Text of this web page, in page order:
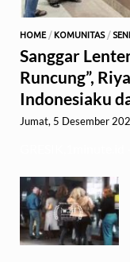
HOME / KOMUNITAS/
Sanggar
Runcung”,
Indonesiaku
Jumat, 5 Desember